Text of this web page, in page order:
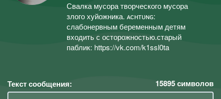
Свалка мусора творческого мусора
злого хуйожника. ᴀᴄʜᴛᴜɴɢ:
слабонервным беременным детям
входить с осторожностью.старый
паблик: https://vk.com/k1ssl0ta
Текст сообщения: 15895символов